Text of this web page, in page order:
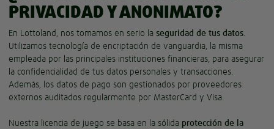
PRIVACIDAD Y ANONIMATO?
En Lottoland, nos tomamos en serio la seguridad de tus datos.
Utilizamos tecnología de encriptación de vanguardia, la misma
empleada por las principales instituciones financieras, para asegurar
la confidencialidad de tus datos personales y transacciones.
Además, los datos de pago son gestionados por proveedores
externos auditados regularmente por MasterCard y Visa.
Nuestra licencia de juego se basa en la sólida protección de la